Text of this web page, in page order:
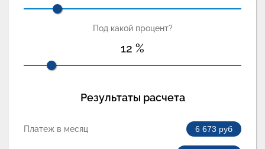
Под какой процент?
12 %
Результаты расчета
Платеж в месяц 6 673 руб